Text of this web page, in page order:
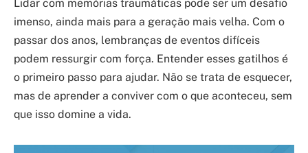
Lidar com memórias traumáticas pode ser um desafio
imenso, ainda mais para a geração mais velha. Com o
passar dos anos, lembranças de eventos difíceis
podem ressurgir com força. Entender esses gatilhos é
o primeiro passo para ajudar. Não se trata de esquecer,
mas de aprender a conviver com o que aconteceu, sem
que isso domine a vida.